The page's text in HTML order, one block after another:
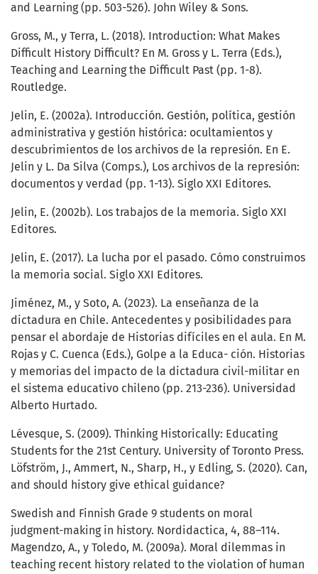
and Learning (pp. 503-526). John Wiley & Sons.
Gross, M., y Terra, L. (2018). Introduction: What Makes
Difficult History Difficult? En M. Gross y L. Terra (Eds.),
Teaching and Learning the Difficult Past (pp. 1-8).
Routledge.
Jelin, E. (2002a). Introducción. Gestión, política, gestión
administrativa y gestión histórica: ocultamientos y
descubrimientos de los archivos de la represión. En E.
Jelin y L. Da Silva (Comps.), Los archivos de la represión:
documentos y verdad (pp. 1-13). Siglo XXI Editores.
Jelin, E. (2002b). Los trabajos de la memoria. Siglo XXI
Editores.
Jelin, E. (2017). La lucha por el pasado. Cómo construimos
la memoria social. Siglo XXI Editores.
Jiménez, M., y Soto, A. (2023). La enseñanza de la
dictadura en Chile. Antecedentes y posibilidades para
pensar el abordaje de Historias difíciles en el aula. En M.
Rojas y C. Cuenca (Eds.), Golpe a la Educa- ción. Historias
y memorias del impacto de la dictadura civil-militar en
el sistema educativo chileno (pp. 213-236). Universidad
Alberto Hurtado.
Lévesque, S. (2009). Thinking Historically: Educating
Students for the 21st Century. University of Toronto Press.
Löfström, J., Ammert, N., Sharp, H., y Edling, S. (2020). Can,
and should history give ethical guidance?
Swedish and Finnish Grade 9 students on moral
judgment-making in history. Nordidactica, 4, 88–114.
Magendzo, A., y Toledo, M. (2009a). Moral dilemmas in
teaching recent history related to the violation of human